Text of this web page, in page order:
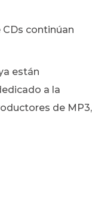
continúan
están
a la
de MP3,